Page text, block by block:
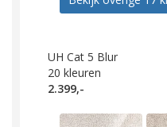
UH Cat 5 Blur
20 kleuren
2.399,-